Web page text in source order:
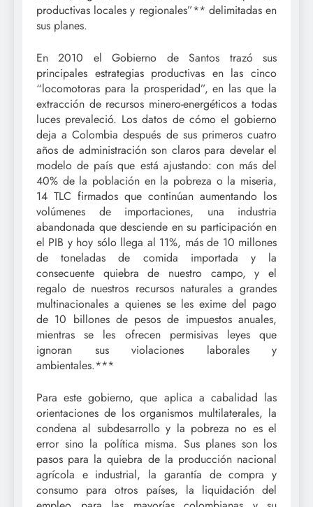
productivas locales y regionales”** delimitadas en
sus planes.
En 2010 el Gobierno de Santos trazó sus
principales estrategias productivas en las cinco
“locomotoras para la prosperidad”, en las que la
extracción de recursos minero-energéticos a todas
luces prevaleció. Los datos de cómo el gobierno
deja a Colombia después de sus primeros cuatro
años de administración son claros para develar el
modelo de país que está ajustando: con más del
40% de la población en la pobreza o la miseria,
14 TLC firmados que continúan aumentando los
volúmenes de importaciones, una industria
abandonada que desciende en su participación en
el PIB y hoy sólo llega al 11%, más de 10 millones
de toneladas de comida importada y la
consecuente quiebra de nuestro campo, y el
regalo de nuestros recursos naturales a grandes
multinacionales a quienes se les exime del pago
de 10 billones de pesos de impuestos anuales,
mientras se les ofrecen permisivas leyes que
ignoran sus violaciones laborales y
ambientales.***
Para este gobierno, que aplica a cabalidad las
orientaciones de los organismos multilaterales, la
condena al subdesarrollo y la pobreza no es el
error sino la política misma. Sus planes son los
pasos para la quiebra de la producción nacional
agrícola e industrial, la garantía de compra y
consumo para otros países, la liquidación del